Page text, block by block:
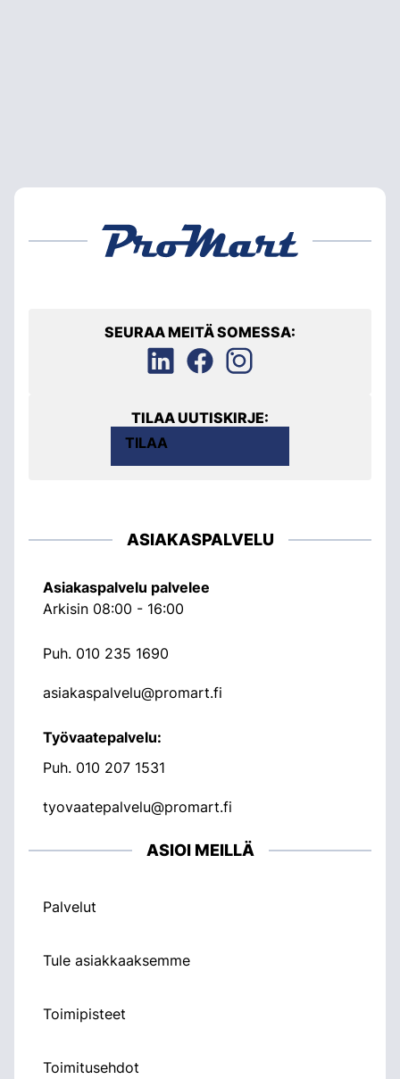
SEURAA MEITÄ SOMESSA:
TILAA UUTISKIRJE:
TILAA
ASIAKASPALVELU
Asiakaspalvelu palvelee
Arkisin 08:00 - 16:00
Puh. 010 235 1690
asiakaspalvelu@promart.fi
Työvaatepalvelu:
Puh. 010 207 1531
tyovaatepalvelu@promart.fi
ASIOI MEILLÄ
Palvelut
Tule asiakkaaksemme
Toimipisteet
Toimitusehdot